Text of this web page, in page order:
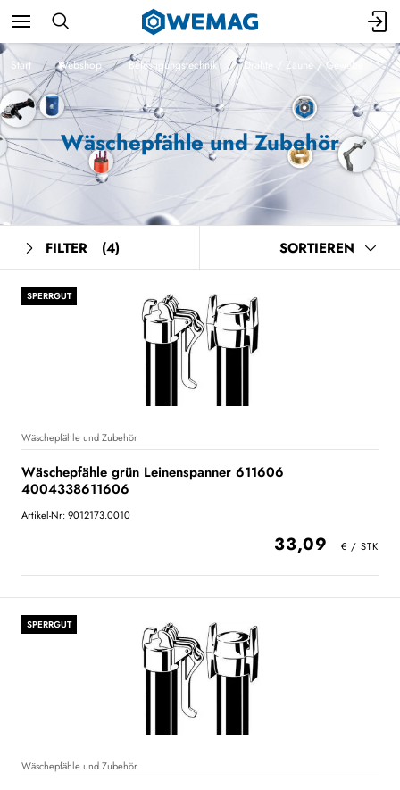
Start Webshop Befestigungstechnik Drähte / Zäune / Gewebe
Wäschepfähle und Zubehör
FILTER (4) SORTIEREN
SPERRGUT
Wäschepfähle und Zubehör
Wäschepfähle grün Leinenspanner 611606
4004338611606
Artikel-Nr: 9012173.0010
33,09
SPERRGUT
Wäschepfähle und Zubehör